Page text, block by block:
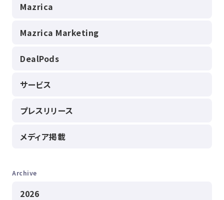
Mazrica
Mazrica Marketing
DealPods
サービス
プレスリリース
メディア掲載
Archive
2026